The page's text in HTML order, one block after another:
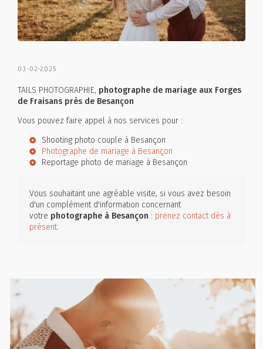
03-02-2025
TAILS PHOTOGRAPHIE, photographe de mariage aux Forges
de Fraisans près de Besançon
Vous pouvez faire appel à nos services pour :
Shooting photo couple à Besançon
Photographe de mariage à Besançon
Reportage photo de mariage à Besançon
Vous souhaitant une agréable visite, si vous avez besoin
d'un complément d'information concernant
votre photographe à Besançon : prenez contact dès à
présent.